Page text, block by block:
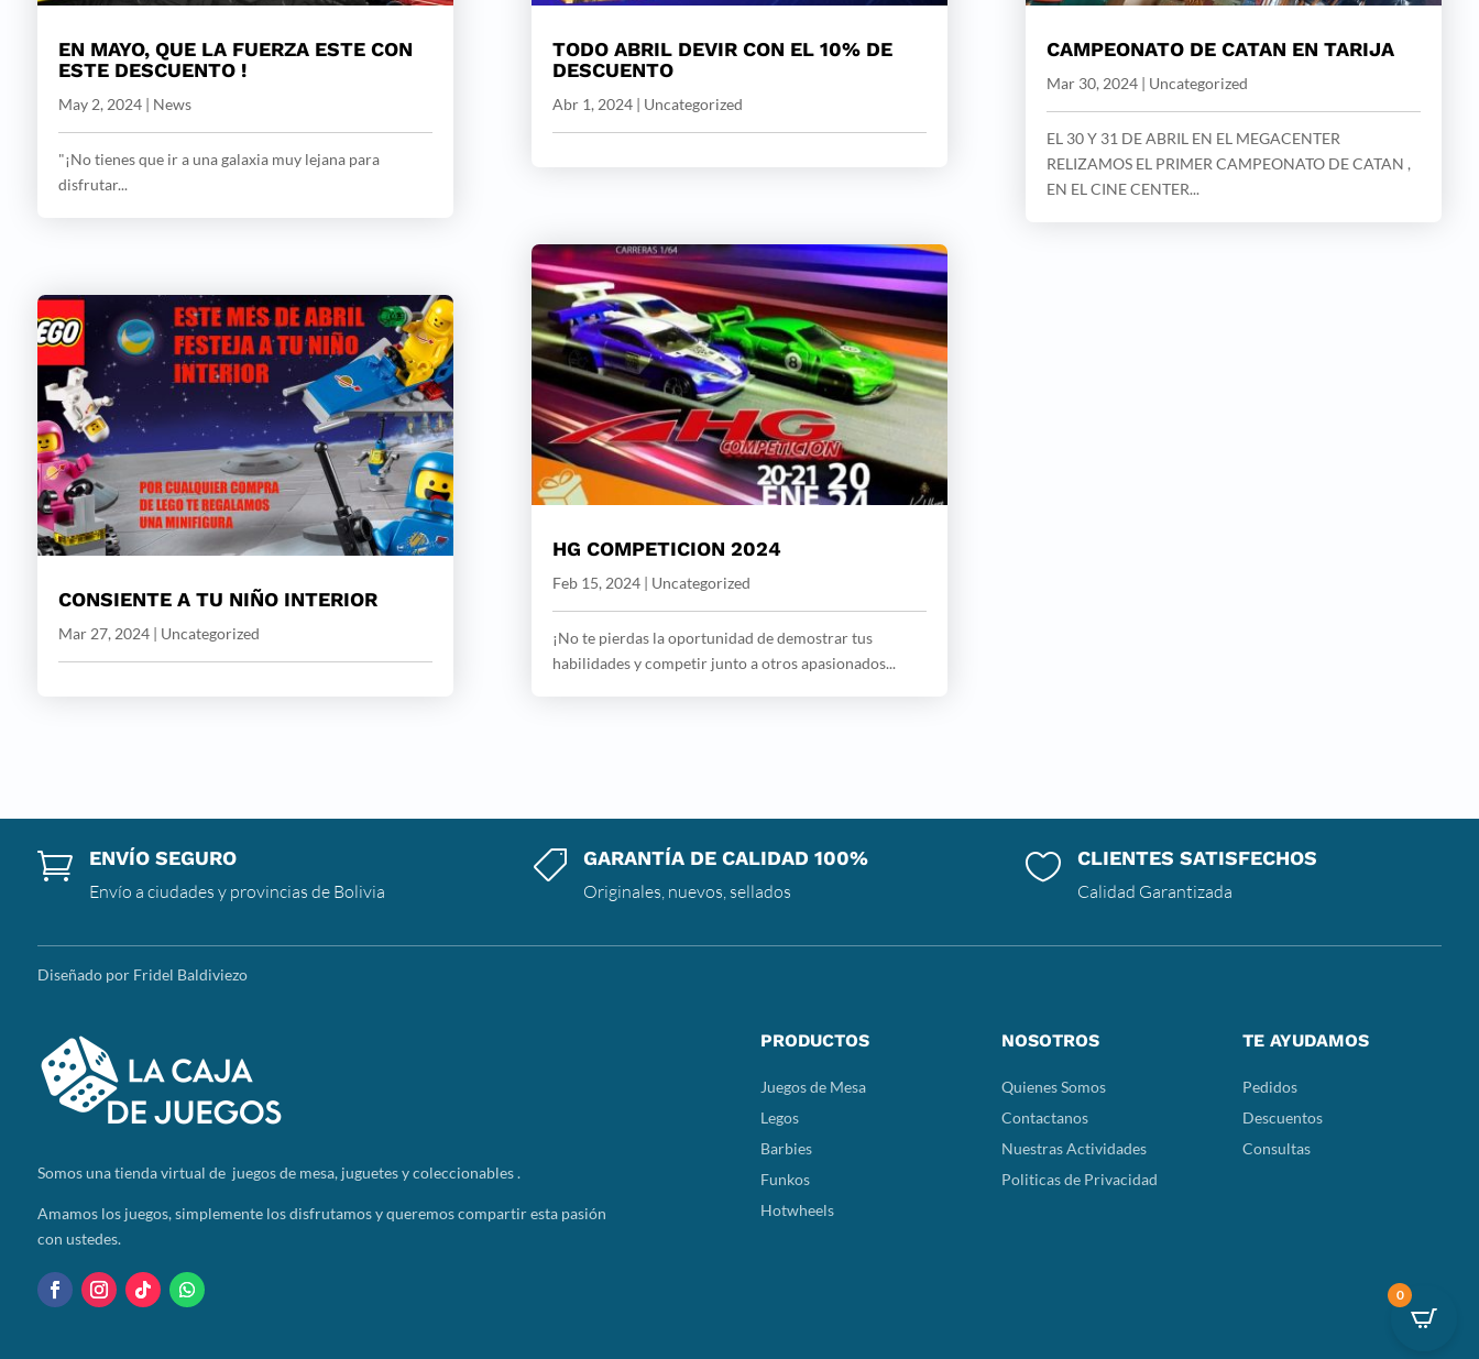
EN MAYO, QUE LA FUERZA ESTE CON
ESTE DESCUENTO !
May 2, 2024| News
"¡No tienes que ir a una galaxia muy lejana para
disfrutar...
CONSIENTE A TU NIÑO INTERIOR
Mar 27, 2024| Uncategorized
TODO ABRIL DEVIR CON EL 10% DE
DESCUENTO
Abr 1, 2024| Uncategorized
HG COMPETICION 2024
Feb 15, 2024| Uncategorized
¡No te pierdas la oportunidad de demostrar tus
habilidades y competir junto a otros apasionados...
CAMPEONATO DE CATAN EN TARIJA
Mar 30, 2024| Uncategorized
EL 30 Y 31 DE ABRIL EN EL MEGACENTER
RELIZAMOS EL PRIMER CAMPEONATO DE CATAN ,
EN EL CINE CENTER...
 ENVÍO SEGURO
Envío a ciudades y provincias de Bolivia
 GARANTÍA DE CALIDAD 100%
Originales, nuevos, sellados
 CLIENTES SATISFECHOS
Calidad Garantizada
Diseñado por Fridel Baldiviezo
Somosuna tienda virtual de juegos de mesa, juguetes y coleccionables .
Amamos los juegos, simplemente los disfrutamos y queremos compartir esta pasión
con ustedes.
PRODUCTOS
Juegos de Mesa
Legos
Barbies
Funkos
Hotwheels
NOSOTROS
Quienes Somos
Contactanos
Nuestras Actividades
Politicas de Privacidad
TE AYUDAMOS
Pedidos
Descuentos
Consultas
0